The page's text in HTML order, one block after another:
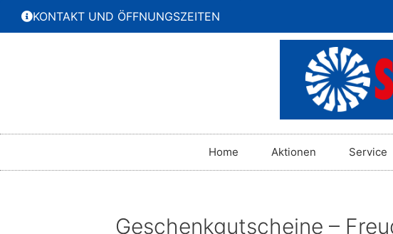
KONTAKT UND ÖFFNUNGSZEITEN
Home Aktionen Service
Geschenkgutscheine –